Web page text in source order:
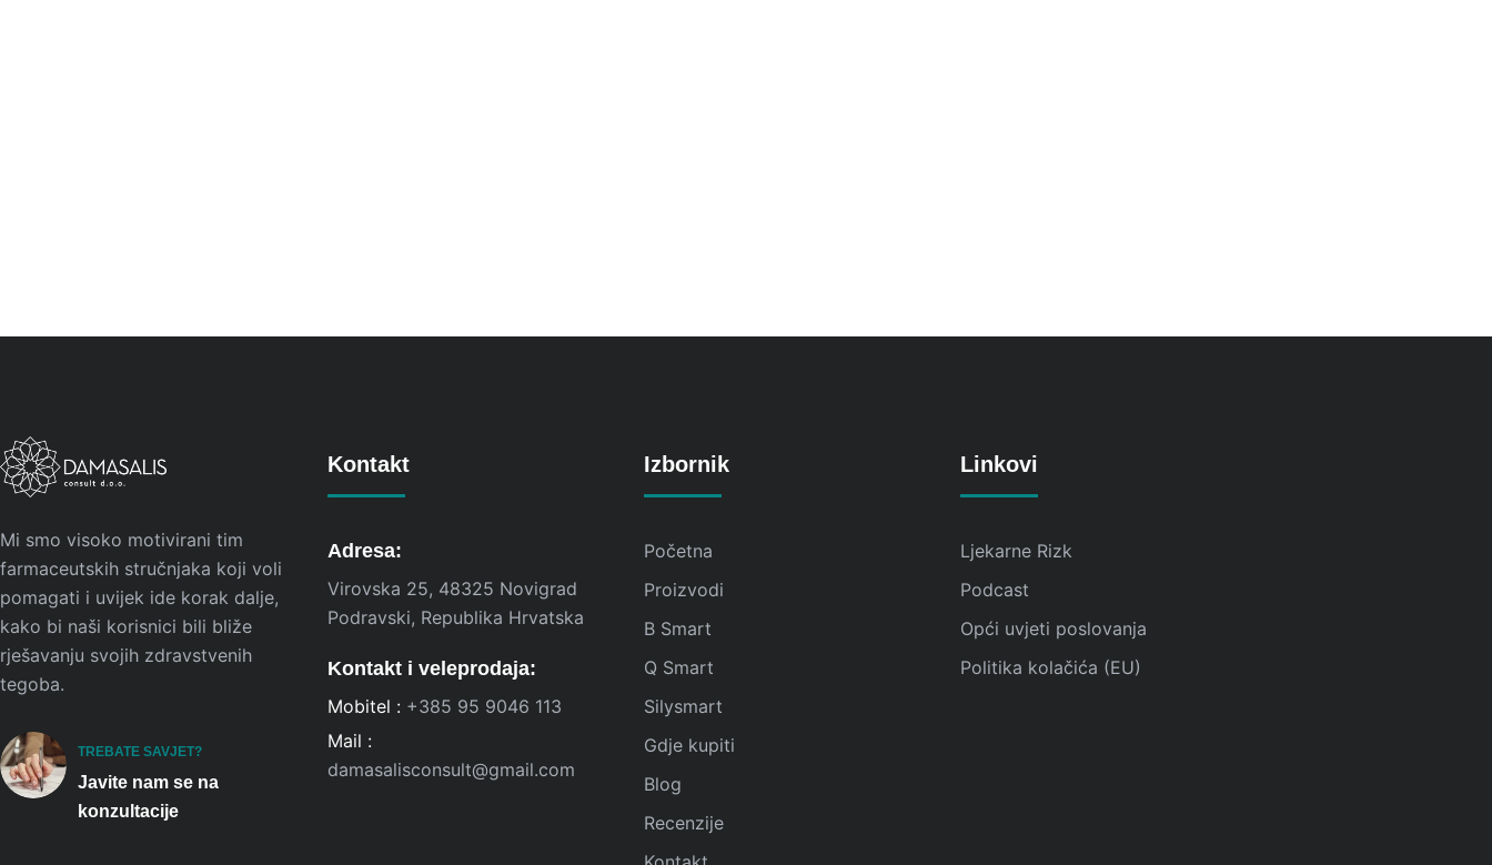
Mi smo visoko motivirani tim
farmaceutskih stručnjaka koji voli
pomagati i uvijek ide korak dalje,
kako bi naši korisnici bili bliže
rješavanju svojih zdravstvenih
tegoba.
TREBATE SAVJET?
Javite nam se na
konzultacije
Kontakt
Adresa:
Virovska 25, 48325 Novigrad
Podravski, Republika Hrvatska
Kontakt i veleprodaja:
Mobitel : +385 95 9046 113
Mail :
damasalisconsult@gmail.com
Izbornik
Početna
Proizvodi
B Smart
Q Smart
Silysmart
Gdje kupiti
Blog
Recenzije
Linkovi
Ljekarne Rizk
Podcast
Opći uvjeti poslovanja
Politika kolačića (EU)